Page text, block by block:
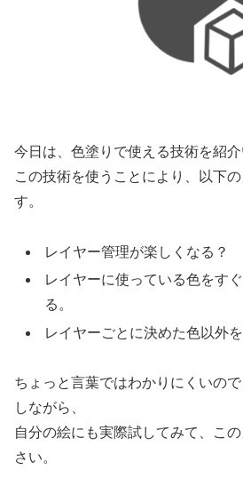
今日は、色塗りで使える技術を紹介
この技術を使うことにより、以下
す。
レイヤー管理が楽しくなる？
レイヤーに使っている色をす
る。
レイヤーごとに決めた色以外
ちょっと言葉ではわかりにくいの
しながら、
自分の絵にも実際試してみて、こ
さい。